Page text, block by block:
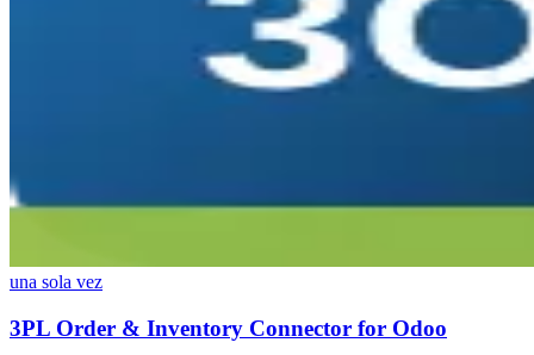
una sola vez
3PL Order & Inventory Connector for Odoo